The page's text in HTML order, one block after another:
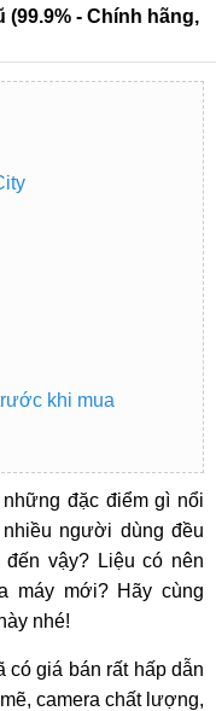
- Chính hãng,
khi mua
những đặc điểm gì nổi
người dùng đều
vậy? Liệu có nên
máy mới? Hãy cùng
nhé!
có giá bán rất hấp dẫn
camera chất lượng,